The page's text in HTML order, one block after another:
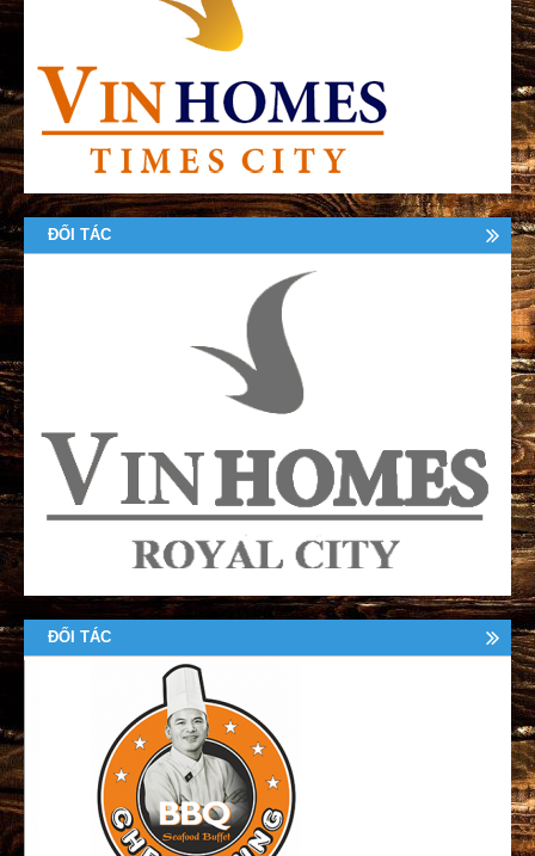
ĐỐI TÁC
ĐỐI TÁC